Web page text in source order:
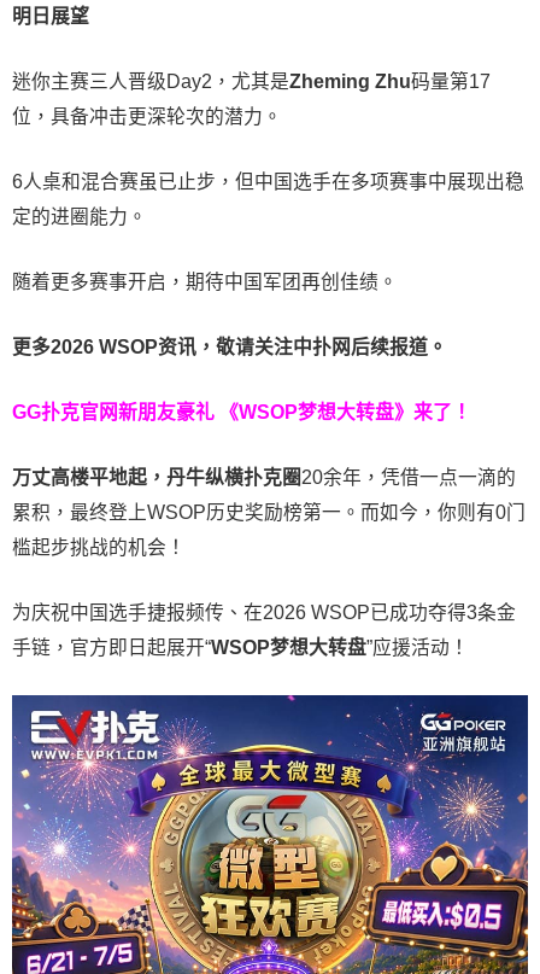
明日展望
迷你主赛三人晋级Day2，尤其是Zheming Zhu码量第17
位，具备冲击更深轮次的潜力。
6人桌和混合赛虽已止步，但中国选手在多项赛事中展现出稳
定的进圈能力。
随着更多赛事开启，期待中国军团再创佳绩。
更多2026 WSOP资讯，敬请关注中扑网后续报道。
GG扑克官网新朋友豪礼 《WSOP梦想大转盘》来了！
万丈高楼平地起，丹牛纵横扑克圈20余年，凭借一点一滴的
累积，最终登上WSOP历史奖励榜第一。而如今，你则有0门
槛起步挑战的机会！
为庆祝中国选手捷报频传、在2026 WSOP已成功夺得3条金
手链，官方即日起展开“WSOP梦想大转盘”应援活动！